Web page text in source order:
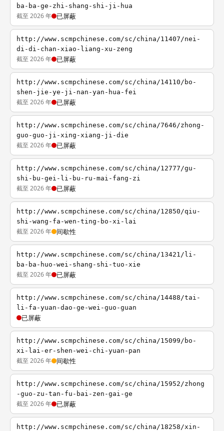
ba-ba-ge-zhi-shang-shi-ji-hua
截至 2026 年 已屏蔽
http://www.scmpchinese.com/sc/china/11407/nei-
di-di-chan-xiao-liang-xu-zeng
截至 2026 年 已屏蔽
http://www.scmpchinese.com/sc/china/14110/bo-
shen-jie-ye-ji-nan-yan-hua-fei
截至 2026 年 已屏蔽
http://www.scmpchinese.com/sc/china/7646/zhong-
guo-guo-ji-xing-xiang-ji-die
截至 2026 年 已屏蔽
http://www.scmpchinese.com/sc/china/12777/gu-
shi-bu-gei-li-bu-ru-mai-fang-zi
截至 2026 年 已屏蔽
http://www.scmpchinese.com/sc/china/12850/qiu-
shi-wang-fa-wen-ting-bo-xi-lai
截至 2026 年 间歇性
http://www.scmpchinese.com/sc/china/13421/li-
ba-ba-huo-wei-shang-shi-tuo-xie
截至 2026 年 已屏蔽
http://www.scmpchinese.com/sc/china/14488/tai-
li-fa-yuan-dao-ge-wei-guo-guan
已屏蔽
http://www.scmpchinese.com/sc/china/15099/bo-
xi-lai-er-shen-wei-chi-yuan-pan
截至 2026 年 间歇性
http://www.scmpchinese.com/sc/china/15952/zhong
-guo-zu-tan-fu-bai-zen-gai-ge
截至 2026 年 已屏蔽
http://www.scmpchinese.com/sc/china/18258/xin-